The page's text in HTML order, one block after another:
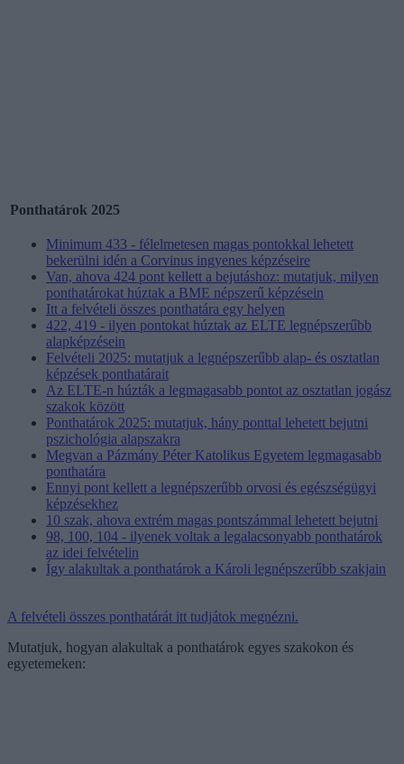
Ponthatárok 2025
Minimum 433 - félelmetesen magas pontokkal lehetett
bekerülni idén a Corvinus ingyenes képzéseire
Van, ahova 424 pont kellett a bejutáshoz: mutatjuk, milyen
ponthatárokat húztak a BME népszerű képzésein
Itt a felvételi összes ponthatára egy helyen
422, 419 - ilyen pontokat húztak az ELTE legnépszerűbb
alapképzésein
Felvételi 2025: mutatjuk a legnépszerűbb alap- és osztatlan
képzések ponthatárait
Az ELTE-n húzták a legmagasabb pontot az osztatlan jogász
szakok között
Ponthatárok 2025: mutatjuk, hány ponttal lehetett bejutni
pszichológia alapszakra
Megvan a Pázmány Péter Katolikus Egyetem legmagasabb
ponthatára
Ennyi pont kellett a legnépszerűbb orvosi és egészségügyi
képzésekhez
10 szak, ahova extrém magas pontszámmal lehetett bejutni
98, 100, 104 - ilyenek voltak a legalacsonyabb ponthatárok
az idei felvételin
Így alakultak a ponthatárok a Károli legnépszerűbb szakjain
A felvételi összes ponthatárát itt tudjátok megnézni.
Mutatjuk, hogyan alakultak a ponthatárok egyes szakokon és
egyetemeken: